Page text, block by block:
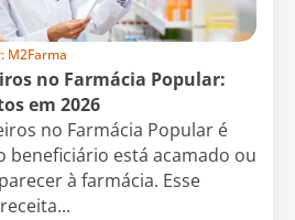
M2Farma
no Farmácia Popular:
em 2026
no Farmácia Popular é
beneficiário está acamado ou
à farmácia. Esse